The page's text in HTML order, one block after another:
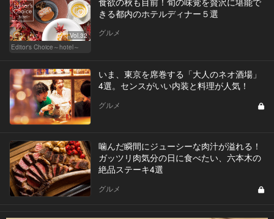
Vol.32
Editor's Choice～hotel～
きる都内のホテルディナー５選
グルメ
いま、東京を席巻する「大人のネオ酒場」
4選。センスがいい内装と料理が人気！
グルメ
噛んだ瞬間にジューシーな肉汁が溢れる！
ガッツリ肉気分の日に食べたい、六本木の
絶品ステーキ4選
グルメ